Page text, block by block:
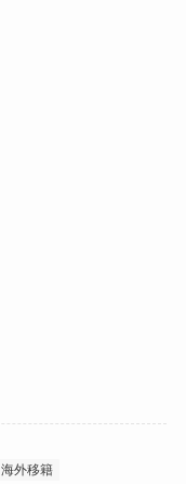
海外移籍